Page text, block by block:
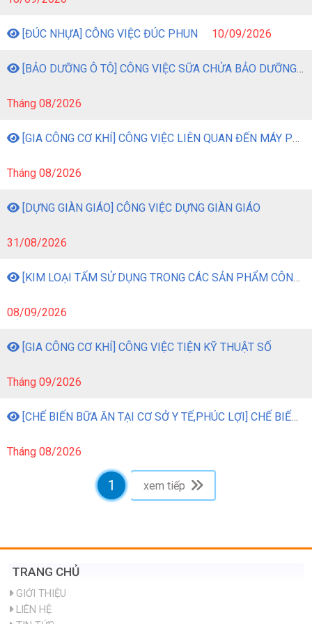
[ĐÚC NHỰA] CÔNG VIỆC ĐÚC PHUN 10/09/2026
[BẢO DƯỠNG Ô TÔ] CÔNG VIỆC SỮA CHỬA BẢO DƯỠNG Ô TÔ
Tháng 08/2026
[GIA CÔNG CƠ KHÍ] CÔNG VIỆC LIÊN QUAN ĐẾN MÁY PHAY
Tháng 08/2026
[DỰNG GIÀN GIÁO] CÔNG VIỆC DỰNG GIÀN GIÁO
31/08/2026
[KIM LOẠI TẤM SỬ DỤNG TRONG CÁC SẢN PHẨM CÔNG NGHIỆP] CÔNG VIỆC GIA CÔNG KIM LOẠI TẤM BẰNG MÁY MÓC
08/09/2026
[GIA CÔNG CƠ KHÍ] CÔNG VIỆC TIỆN KỸ THUẬT SỐ
Tháng 09/2026
[CHẾ BIẾN BỮA ĂN TẠI CƠ SỞ Y TẾ,PHÚC LỢI] CHẾ BIẾN BỮA ĂN TẠI CƠ SỞ Y TẾ, PHÚC LỢI
Tháng 08/2026
1 xem tiếp
TRANG CHỦ
GIỚI THIỆU
LIÊN HỆ